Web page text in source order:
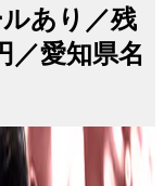
あり／残
／愛知県名